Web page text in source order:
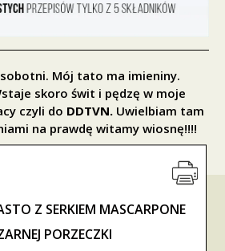
Mój tato ma imieniny.
skoro świt i pędzę w moje
czyli do DDTVN. Uwielbiam tam
na prawdę witamy wiosnę!!!!
Z SERKIEM MASCARPONE
PORZECZKI